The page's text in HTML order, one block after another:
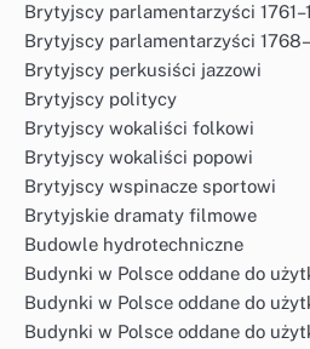
Brytyjscy parlamentarzyści
Brytyjscy parlamentarzyści
Brytyjscy perkusiści jazzowi
Brytyjscy politycy
Brytyjscy wokaliści folkowi
Brytyjscy wokaliści popowi
Brytyjscy wspinacze sportowi
Brytyjskie dramaty filmowe
Budowle hydrotechniczne
Budynki w Polsce oddane do
Budynki w Polsce oddane do
Budynki w Polsce oddane do